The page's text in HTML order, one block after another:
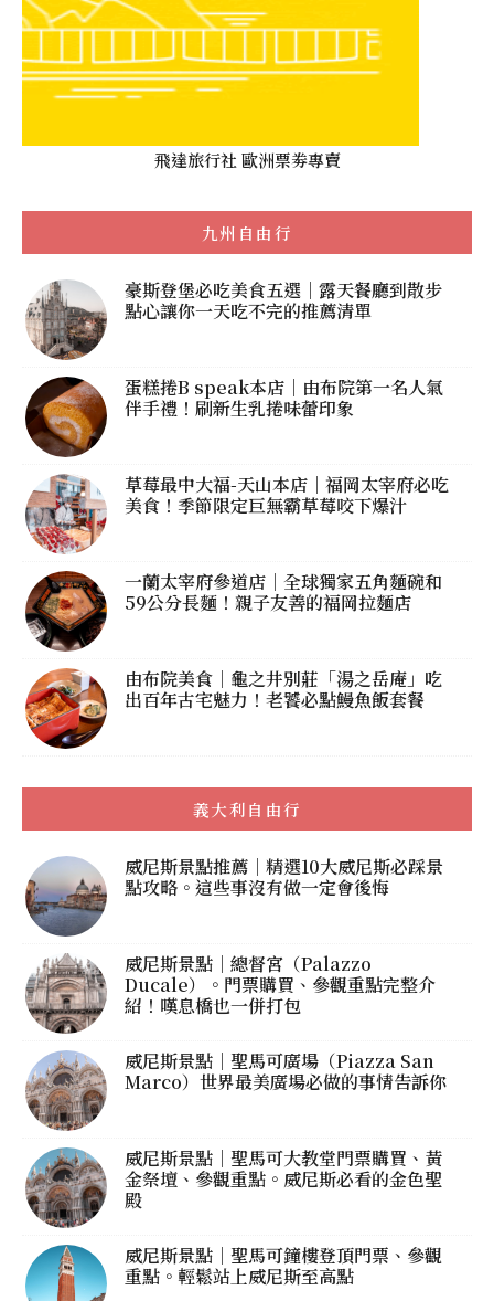
飛達旅行社 歐洲票劵專賣
九州自由行
豪斯登堡必吃美食五選｜露天餐廳到散步
點心讓你一天吃不完的推薦清單
蛋糕捲B speak本店｜由布院第一名人氣
伴手禮！刷新生乳捲味蕾印象
草莓最中大福-天山本店｜福岡太宰府必吃
美食！季節限定巨無霸草莓咬下爆汁
一蘭太宰府參道店｜全球獨家五角麵碗和
59公分長麵！親子友善的福岡拉麵店
由布院美食｜龜之井別莊「湯之岳庵」吃
出百年古宅魅力！老饕必點鰻魚飯套餐
義大利自由行
威尼斯景點推薦｜精選10大威尼斯必踩景
點攻略。這些事沒有做一定會後悔
威尼斯景點｜總督宮（Palazzo
Ducale）。門票購買、參觀重點完整介
紹！嘆息橋也一併打包
威尼斯景點｜聖馬可廣場（Piazza San
Marco）世界最美廣場必做的事情告訴你
威尼斯景點｜聖馬可大教堂門票購買、黃
金祭壇、參觀重點。威尼斯必看的金色聖
殿
威尼斯景點｜聖馬可鐘樓登頂門票、參觀
重點。輕鬆站上威尼斯至高點